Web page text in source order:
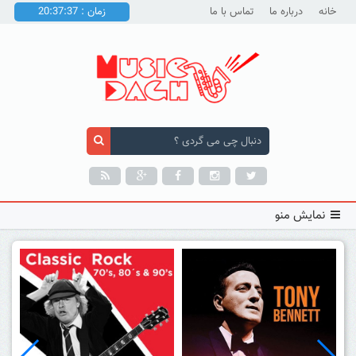
خانه درباره ما تماس با ما زمان : 20:37:39
نمایش منو